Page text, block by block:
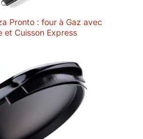
Pronto : four à Gaz avec
et Cuisson Express